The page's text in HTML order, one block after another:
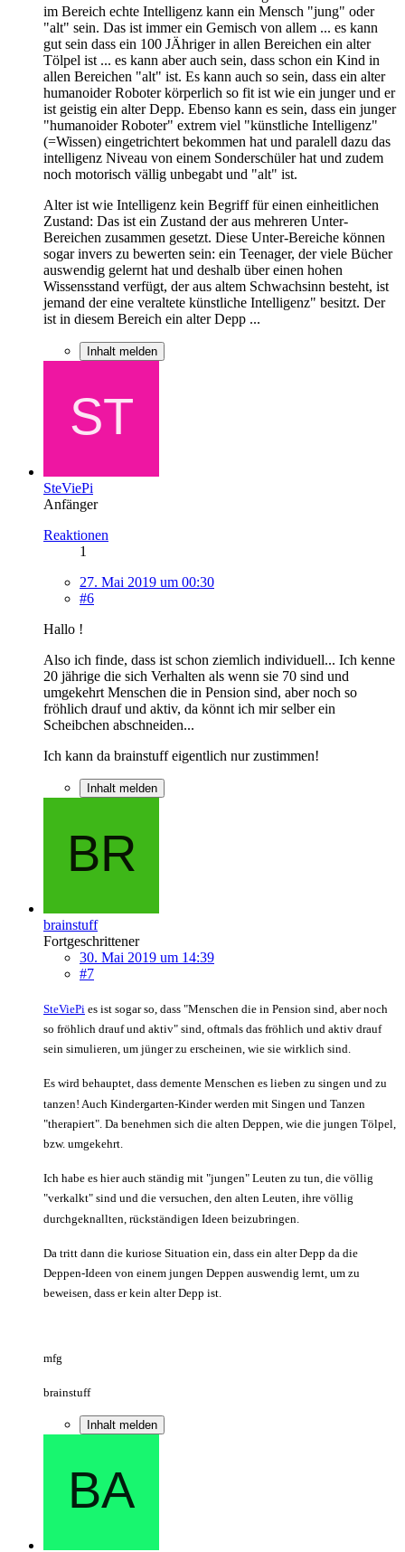
im Bereich echte Intelligenz kann ein Mensch "jung" oder
"alt" sein. Das ist immer ein Gemisch von allem ... es kann
gut sein dass ein 100 JÄhriger in allen Bereichen ein alter
Tölpel ist ... es kann aber auch sein, dass schon ein Kind in
allen Bereichen "alt" ist. Es kann auch so sein, dass ein alter
humanoider Roboter körperlich so fit ist wie ein junger und er
ist geistig ein alter Depp. Ebenso kann es sein, dass ein junger
"humanoider Roboter" extrem viel "künstliche Intelligenz"
(=Wissen) eingetrichtert bekommen hat und paralell dazu das
intelligenz Niveau von einem Sonderschüler hat und zudem
noch motorisch vällig unbegabt und "alt" ist.
Alter ist wie Intelligenz kein Begriff für einen einheitlichen
Zustand: Das ist ein Zustand der aus mehreren Unter-
Bereichen zusammen gesetzt. Diese Unter-Bereiche können
sogar invers zu bewerten sein: ein Teenager, der viele Bücher
auswendig gelernt hat und deshalb über einen hohen
Wissensstand verfügt, der aus altem Schwachsinn besteht, ist
jemand der eine veraltete künstliche Intelligenz" besitzt. Der
ist in diesem Bereich ein alter Depp ...
Inhalt melden
SteViePi
Anfänger
Reaktionen
1
27. Mai 2019 um 00:30
#6
Hallo !
Also ich finde, dass ist schon ziemlich individuell... Ich kenne
20 jährige die sich Verhalten als wenn sie 70 sind und
umgekehrt Menschen die in Pension sind, aber noch so
fröhlich drauf und aktiv, da könnt ich mir selber ein
Scheibchen abschneiden...
Ich kann da brainstuff eigentlich nur zustimmen!
Inhalt melden
brainstuff
Fortgeschrittener
30. Mai 2019 um 14:39
#7
SteViePi es ist sogar so, dass "Menschen die in Pension sind, aber noch
so fröhlich drauf und aktiv" sind, oftmals das fröhlich und aktiv drauf
sein simulieren, um jünger zu erscheinen, wie sie wirklich sind.
Es wird behauptet, dass demente Menschen es lieben zu singen und zu
tanzen! Auch Kindergarten-Kinder werden mit Singen und Tanzen
"therapiert". Da benehmen sich die alten Deppen, wie die jungen Tölpel,
bzw. umgekehrt.
Ich habe es hier auch ständig mit "jungen" Leuten zu tun, die völlig
"verkalkt" sind und die versuchen, den alten Leuten, ihre völlig
durchgeknallten, rückständigen Ideen beizubringen.
Da tritt dann die kuriose Situation ein, dass ein alter Depp da die
Deppen-Ideen von einem jungen Deppen auswendig lernt, um zu
beweisen, dass er kein alter Depp ist.
mfg
brainstuff
Inhalt melden